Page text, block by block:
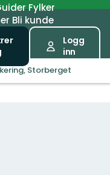
Fylker
Bli kunde
Logg
inn
Storberget